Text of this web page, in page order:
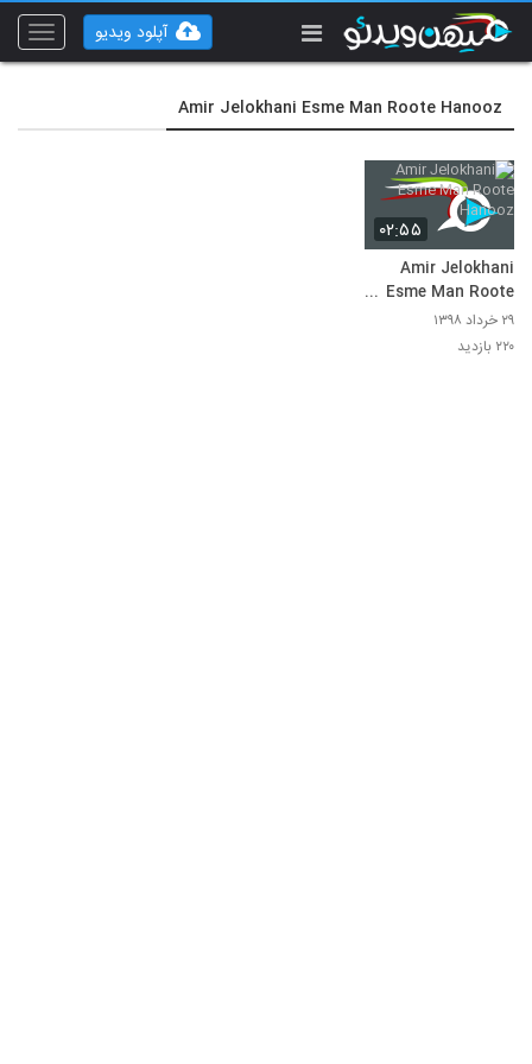
Toggle
آپلود ویدیو
Amir Jelokhani Esme Man Roote Hanooz
۰۲:۵۵
Amir Jelokhani
Esme Man Roote
Hanooz
۲۹ خرداد ۱۳۹۸
۲۲۰ بازدید